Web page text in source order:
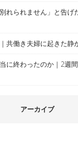
れられません」と告げ
共働き夫婦に起きた静
に終わったのか｜2週間
アーカイブ